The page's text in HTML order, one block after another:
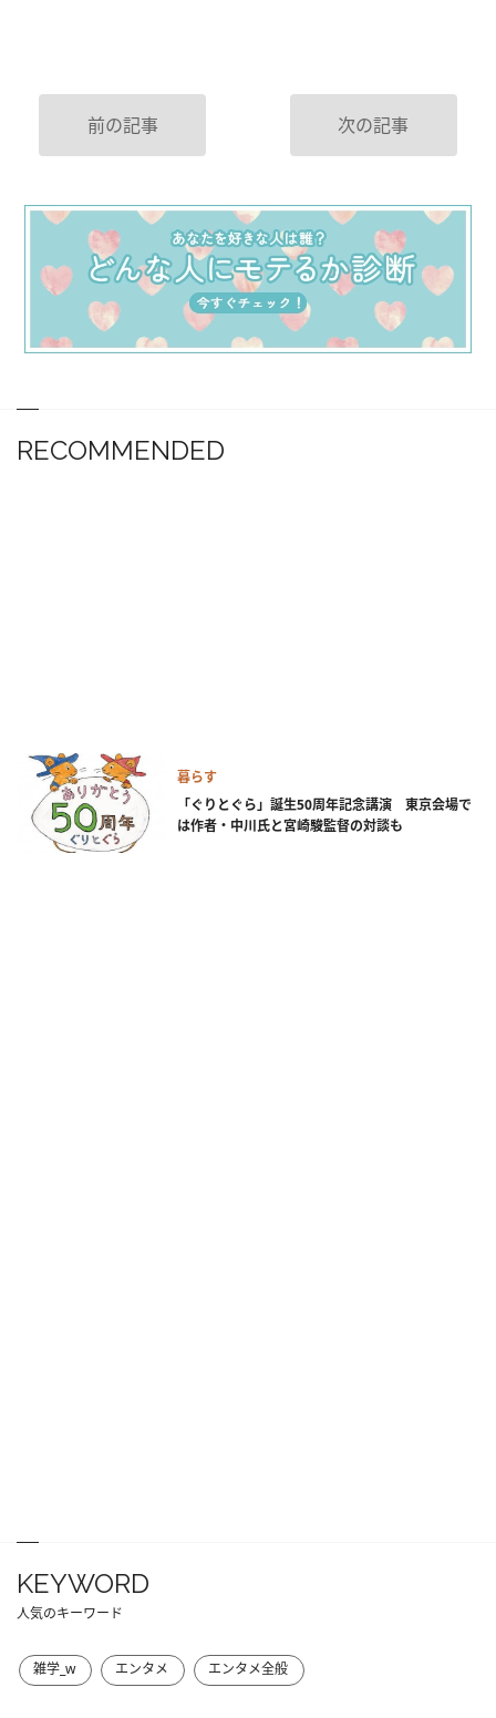
前の記事 次の記事
RECOMMENDED
暮らす
「ぐりとぐら」誕生50周年記念講演 東京会場で
は作者・中川氏と宮崎駿監督の対談も
KEYWORD
人気のキーワード
雑学_w エンタメ エンタメ全般